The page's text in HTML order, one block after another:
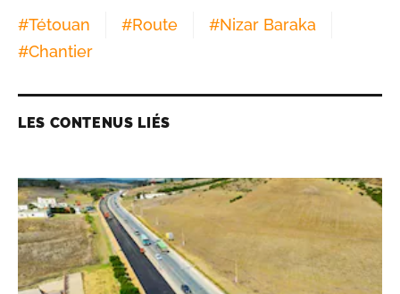
#Tétouan #Route #Nizar Baraka
#Chantier
LES CONTENUS LIÉS